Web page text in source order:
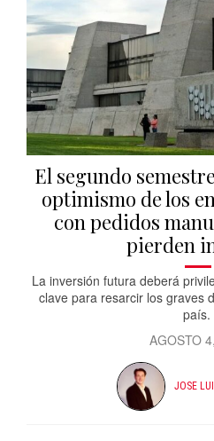
El segundo
optimismo de los
con pedidos
pierden
La inversión futura deberá
clave para resarcir los graves
país.
AGOSTO
JOSE